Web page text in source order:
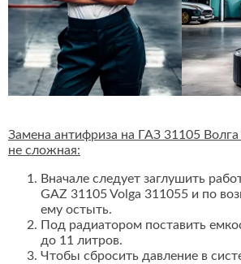
Замена антифриза на ГАЗ 31105
не сложная:
Вначале следует заглушить
GAZ 31105 Volga 311055 и по
ему остыть.
Под радиатором поставить
до 11 литров.
Чтобы сбросить давление в